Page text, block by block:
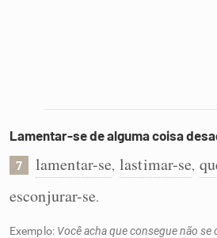
Lamentar-se de alguma coisa
7 lamentar-se, lastimar-se,
esconjurar-se.
Exemplo: Você acha que consegue não